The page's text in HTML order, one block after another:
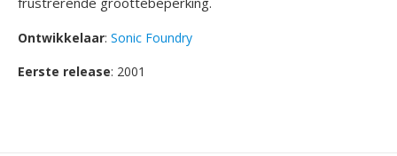
Ontwikkelaar: Sonic Foundry
Eerste release: 2001